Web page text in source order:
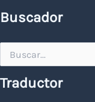
Buscador
por:
Traductor